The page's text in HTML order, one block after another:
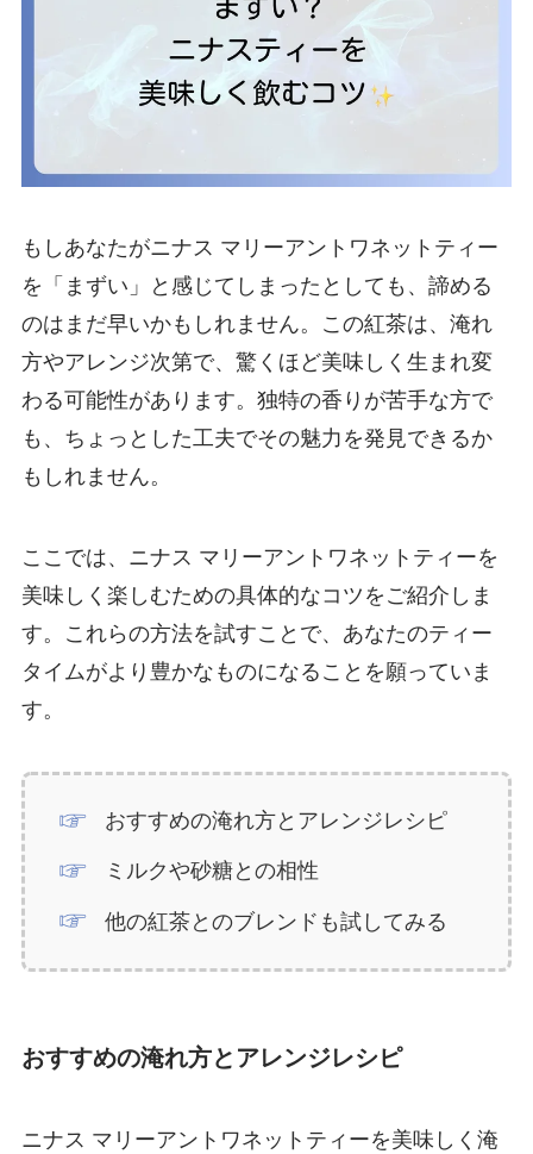
もしあなたがニナス マリーアントワネットティー
を「まずい」と感じてしまったとしても、諦める
のはまだ早いかもしれません。この紅茶は、淹れ
方やアレンジ次第で、驚くほど美味しく生まれ変
わる可能性があります。独特の香りが苦手な方で
も、ちょっとした工夫でその魅力を発見できるか
もしれません。
ここでは、ニナス マリーアントワネットティーを
美味しく楽しむための具体的なコツをご紹介しま
す。これらの方法を試すことで、あなたのティー
タイムがより豊かなものになることを願っていま
す。
おすすめの淹れ方とアレンジレシピ
ミルクや砂糖との相性
他の紅茶とのブレンドも試してみる
おすすめの淹れ方とアレンジレシピ
ニナス マリーアントワネットティーを美味しく淹